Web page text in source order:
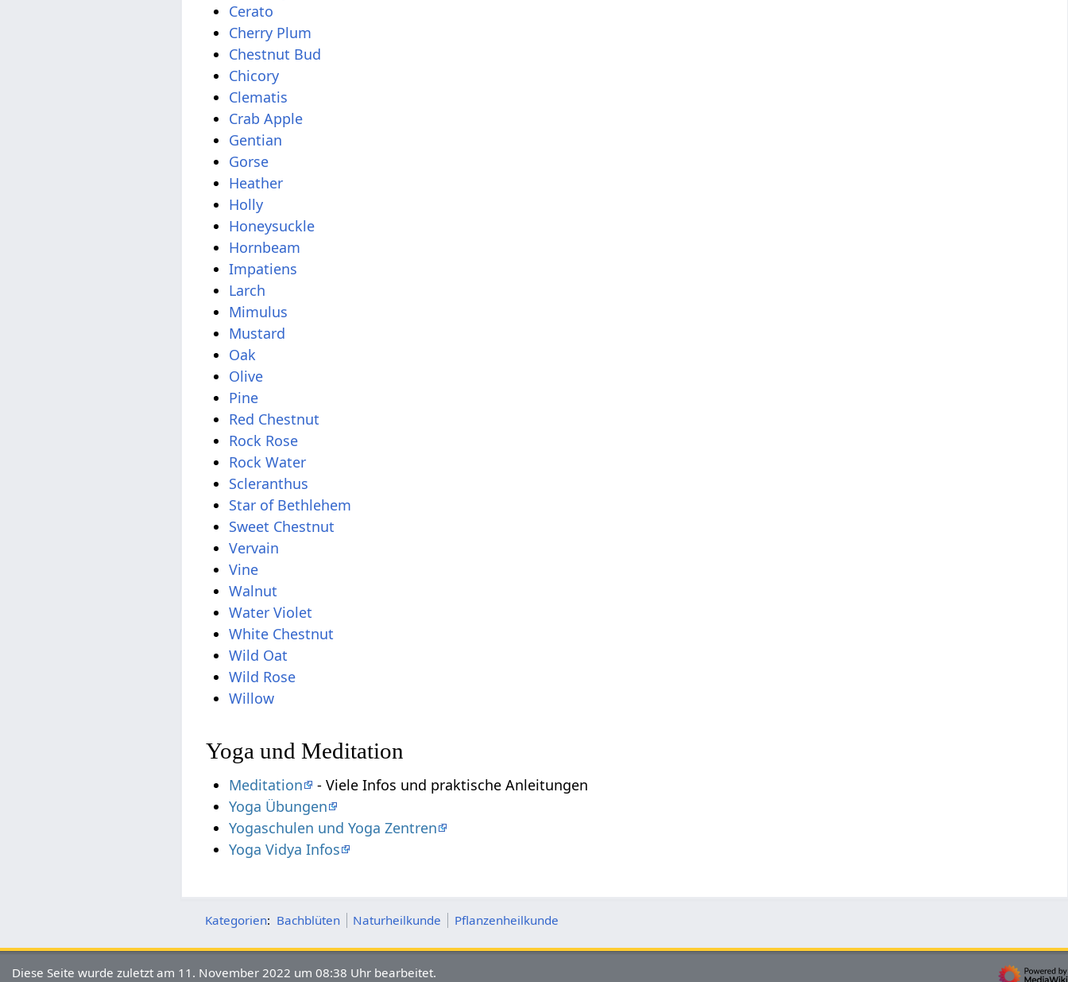
Cerato
Cherry Plum
Chestnut Bud
Chicory
Clematis
Crab Apple
Gentian
Gorse
Heather
Holly
Honeysuckle
Hornbeam
Impatiens
Larch
Mimulus
Mustard
Oak
Olive
Pine
Red Chestnut
Rock Rose
Rock Water
Scleranthus
Star of Bethlehem
Sweet Chestnut
Vervain
Vine
Walnut
Water Violet
White Chestnut
Wild Oat
Wild Rose
Willow
Yoga und Meditation
Meditation
- Viele Infos und praktische Anleitungen
Yoga Übungen
Yogaschulen und Yoga Zentren
Yoga Vidya Infos
Kategorien: Bachblüten Naturheilkunde Pflanzenheilkunde
Diese Seite wurde zuletzt am 11. November 2022 um 08:38 Uhr bearbeitet.